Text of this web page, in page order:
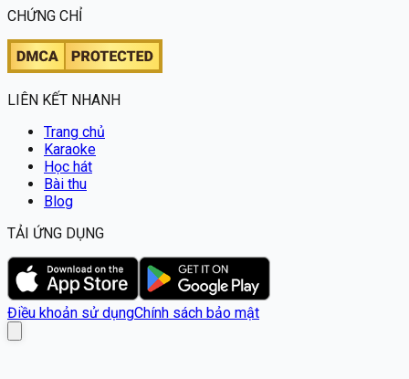
CHỨNG CHỈ
LIÊN KẾT NHANH
Trang chủ
Karaoke
Học hát
Bài thu
Blog
TẢI ỨNG DỤNG
Điều khoản sử dụngChính sách bảo mật